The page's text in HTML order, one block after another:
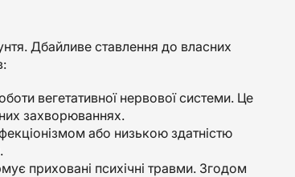
Дбайливе ставлення до власних
вегетативної нервової системи. Це
захворюваннях.
або низькою здатністю
приховані психічні травми. Згодом